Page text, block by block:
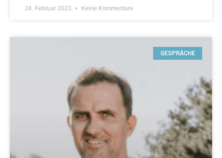
24. Februar 2023 Keine Kommentare
GESPRÄCHE